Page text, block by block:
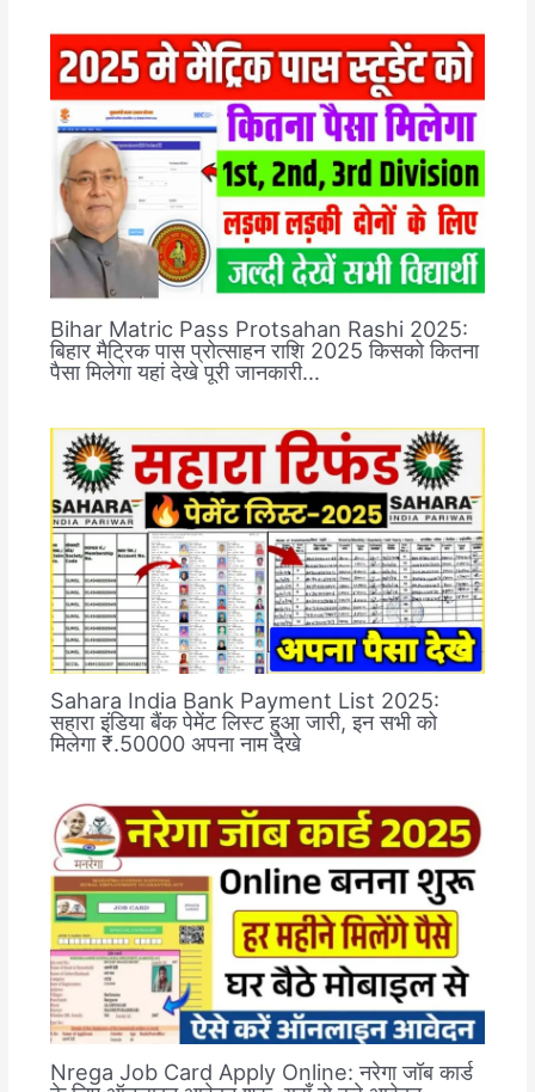
Bihar Matric Pass Protsahan Rashi 2025:
बिहार मैट्रिक पास प्रोत्साहन राशि 2025 किसको कितना
पैसा मिलेगा यहां देखे पूरी जानकारी…
Sahara India Bank Payment List 2025:
सहारा इंडिया बैंक पेमेंट लिस्ट हुआ जारी, इन सभी को
मिलेगा ₹.50000 अपना नाम देखे
Nrega Job Card Apply Online: नरेगा जॉब कार्ड